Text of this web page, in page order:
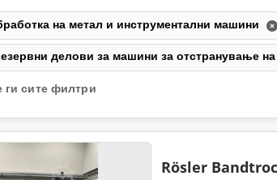
на метал и инструментални машини
делови за машини за отстранување на
ги сите филтри
Rösler